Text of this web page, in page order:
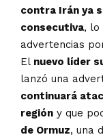
contra Irán ya
consecutiva, lo
advertencias
El nuevo líder
lanzó una
continuará
región y que
de Ormuz, una